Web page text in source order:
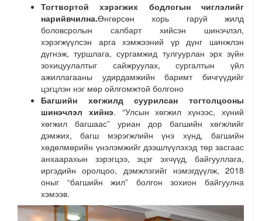
Тогтвортой хэрэгжих бодлогын чиглэлийг
нарийвчилна.Өнгөрсөн хорь гаруй жилд
боловсролын салбарт хийсэн шинэчлэл,
хэрэгжүүлсэн арга хэмжээний үр дүнг шинжлэн
дүгнэж, туршлага, сургамжид тулгуурлан эрх зүйн
зохицуулалтыг сайжруулах, сургалтын үйл
ажиллагааны удирдамжийн баримт бичгүүдийг
цэгцлэн нэг мөр ойлгомжтой болгоно
Багшийн хөгжилд суурилсан тогтолцооны
шинэчлэл хийнэ. “Улсын хөгжил хүнээс, хүний
хөгжил багшаас” уриан дор багшийн хөгжлийг
дэмжих, багш мэрэгжлийн үнэ хүнд, багшийн
хөдөлмөрийн үнэлэмжийг дээшлүүлэхэд төр засгаас
анхаарахын зэрэгцээ, эцэг эхчүүд, байгууллага,
иргэдийн оролцоо, дэмжлэгийг нэмэгдүүлж, 2018
оныг “багшийн жил” болгон зохион байгуулна
хэмээв.